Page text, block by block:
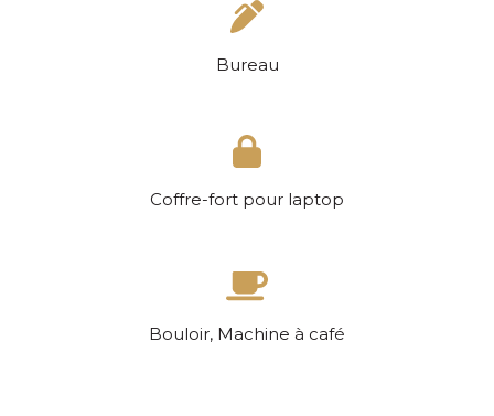
Bureau
Coffre-fort pour laptop
Bouloir, Machine à café